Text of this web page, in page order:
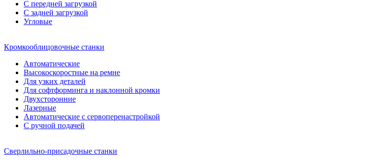
С передней загрузкой
С задней загрузкой
Угловые
Кромкооблицовочные станки
Автоматические
Высокоскоростные на ремне
Для узких деталей
Для софтформинга и наклонной кромки
Двухсторонние
Лазерные
Автоматические с сервоперенастройкой
С ручной подачей
Сверлильно-присадочные станки